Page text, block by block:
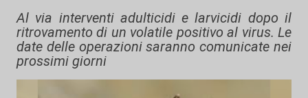
Al via interventi adulticidi e larvicidi dopo il
ritrovamento di un volatile positivo al virus. Le
date delle operazioni saranno comunicate nei
prossimi giorni